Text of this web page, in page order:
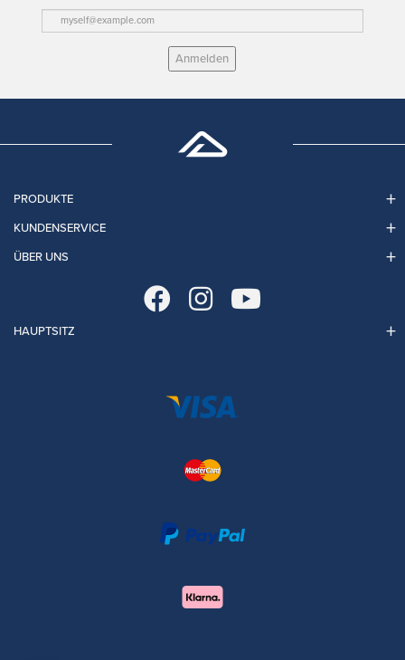
Anmelden
PRODUKTE
KUNDENSERVICE
ÜBER UNS
HAUPTSITZ